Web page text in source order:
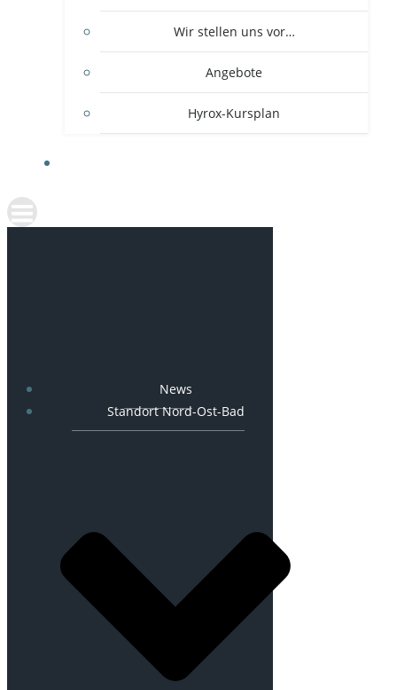
Wir stellen uns vor…
Angebote
Hyrox-Kursplan
News
Standort Nord-Ost-Bad